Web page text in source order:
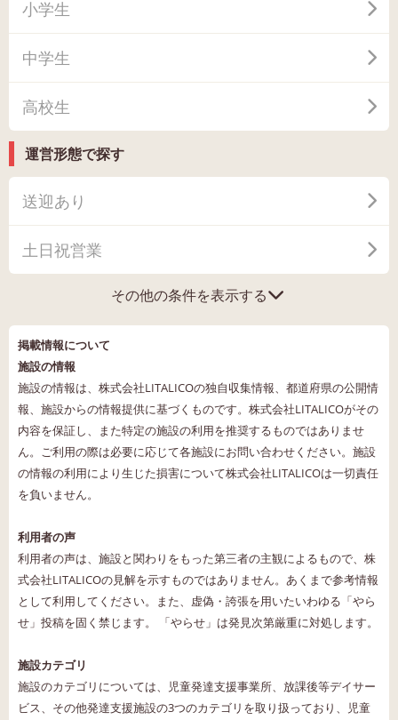
小学生
中学生
高校生
運営形態で探す
送迎あり
土日祝営業
その他の条件を表示する
掲載情報について
施設の情報
施設の情報は、株式会社LITALICOの独自収集情報、都道府県の公開情
報、施設からの情報提供に基づくものです。株式会社LITALICOがその
内容を保証し、また特定の施設の利用を推奨するものではありませ
ん。ご利用の際は必要に応じて各施設にお問い合わせください。施設
の情報の利用により生じた損害について株式会社LITALICOは一切責任
を負いません。
利用者の声
利用者の声は、施設と関わりをもった第三者の主観によるもので、株
式会社LITALICOの見解を示すものではありません。あくまで参考情報
として利用してください。また、虚偽・誇張を用いたいわゆる「やら
せ」投稿を固く禁じます。 「やらせ」は発見次第厳重に対処します。
施設カテゴリ
施設のカテゴリについては、児童発達支援事業所、放課後等デイサー
ビス、その他発達支援施設の3つのカテゴリを取り扱っており、児童